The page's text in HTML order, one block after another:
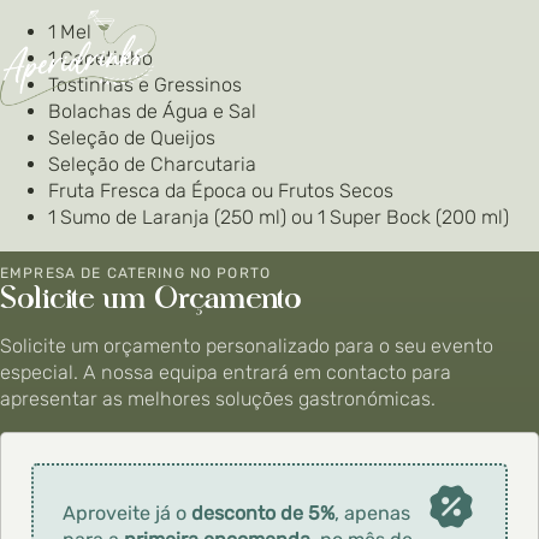
1 Mel
1 Cacetinho
Tostinhas e Gressinos
Bolachas de Água e Sal
Seleção de Queijos
Seleção de Charcutaria
Fruta Fresca da Época ou Frutos Secos
1 Sumo de Laranja (250 ml) ou 1 Super Bock (200 ml)
Solicite um Orçamento
EMPRESA DE CATERING NO PORTO
Solicite um orçamento personalizado para o seu evento
especial. A nossa equipa entrará em contacto para
apresentar as melhores soluções gastronómicas.
Aproveite já odesconto de 5%, apenas